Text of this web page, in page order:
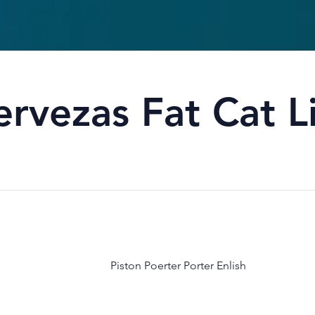
Fat Cat
Piston Poerter Porter Enlish